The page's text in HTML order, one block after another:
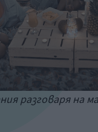
разговаря на